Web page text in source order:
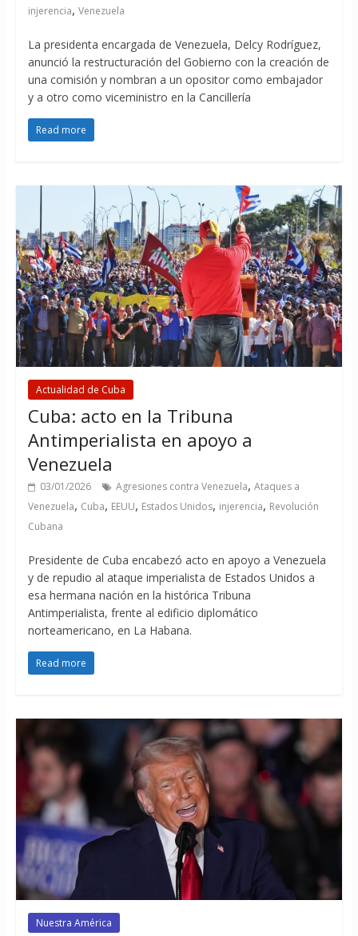
injerencia, Venezuela
La presidenta encargada de Venezuela, Delcy Rodríguez,
anunció la restructuración del Gobierno con la creación de
una comisión y nombran a un opositor como embajador
y a otro como viceministro en la Cancillería
Read more
Actualidad de Cuba
Cuba: acto en la Tribuna
Antimperialista en apoyo a
Venezuela
03/01/2026 Agresiones contra Venezuela, Ataques a
Venezuela, Cuba, EEUU, Estados Unidos, injerencia, Revolución
Cubana
Presidente de Cuba encabezó acto en apoyo a Venezuela
y de repudio al ataque imperialista de Estados Unidos a
esa hermana nación en la histórica Tribuna
Antimperialista, frente al edificio diplomático
norteamericano, en La Habana.
Read more
Nuestra América